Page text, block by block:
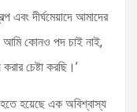
এবং দীর্ঘমেয়াদে আমাদের
আমি কোনও পদ চাই নাই,
চেষ্টা করছি।’
হয়েছে এক অবিশ্বাস্য